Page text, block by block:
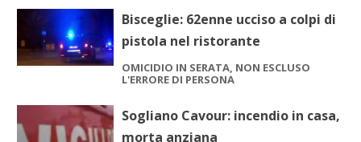
Bisceglie: 62enne ucciso a colpi di
pistola nel ristorante
OMICIDIO IN SERATA, NON ESCLUSO
L'ERRORE DI PERSONA
Sogliano Cavour: incendio in casa,
morta anziana